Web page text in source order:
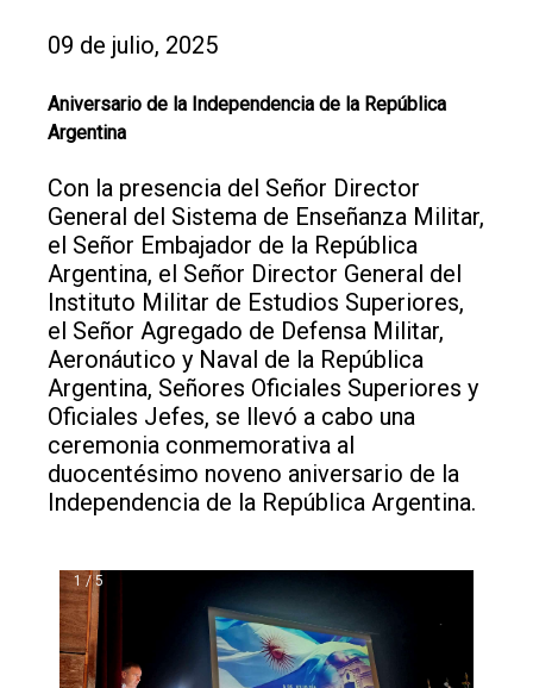
09 de julio, 2025
Aniversario de la Independencia de la República
Argentina
Con la presencia del Señor Director
General del Sistema de Enseñanza Militar,
el Señor Embajador de la República
Argentina, el Señor Director General del
Instituto Militar de Estudios Superiores,
el Señor Agregado de Defensa Militar,
Aeronáutico y Naval de la República
Argentina, Señores Oficiales Superiores y
Oficiales Jefes, se llevó a cabo una
ceremonia conmemorativa al
duocentésimo noveno aniversario de la
Independencia de la República Argentina.
1 / 5